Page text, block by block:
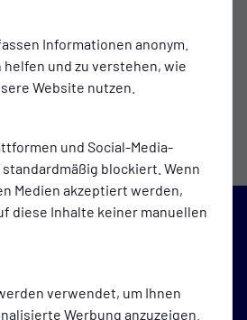
Informationen anonym.
und zu verstehen, wie
Website nutzen.
und Social-Media-
blockiert. Wenn
Medien akzeptiert werden,
diese Inhalte keiner manuellen
verwendet, um Ihnen
Werbung anzuzeigen.
Media folgen